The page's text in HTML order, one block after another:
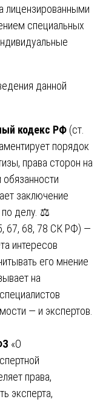
лицензированными
специальных
данной
кодекс РФ (ст.
порядок
права сторон на
обязанности
заключение
по делу. ⚖️
67, 68, 78 СК РФ) —
интересов
его мнение
на
— и экспертов.
«О
права,
эксперта,